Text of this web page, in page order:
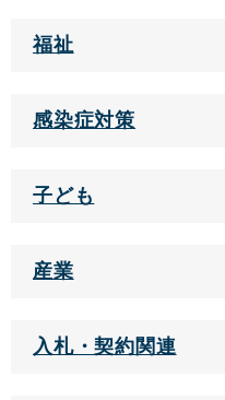
福祉
感染症対策
子ども
産業
入札・契約関連